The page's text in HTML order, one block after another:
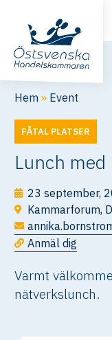
Hem » Event
FÅTAL PLATSER
Lunch
23 september,
Kammarforum,
Anmäl dig
Varmt
nätverkslunch.